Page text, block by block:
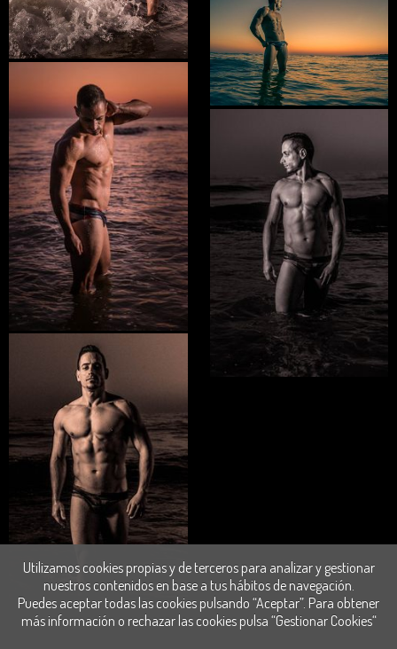
Utilizamos cookies propias y de terceros para analizar y gestionar
nuestros contenidos en base a tus hábitos de navegación.
Puedes aceptar todas las cookies pulsando “Aceptar”. Para obtener
más información o rechazar las cookies pulsa “Gestionar Cookies“